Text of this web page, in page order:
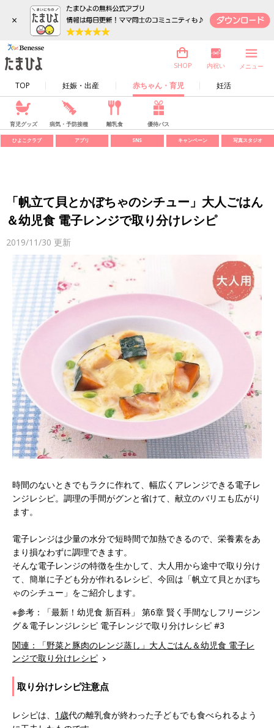
×
TOP 妊娠・出産 赤ちゃん・育児 妊活
SHOP 内祝い メニュー
育児グッズ 病気・予防接種 離乳食 優待パス
ひよこクラブ アプリ SNS キャンペーン 写真スタジオ
「帆立て貝とかぼちゃのシチュー」大人ごはん
＆幼児食 電子レンジで取り分けレシピ
2019/11/30 更新
時間のないときでもラクに作れて、幅広くアレンジできる電子レ
ンジレシピ。調理の手間がグンと省けて、献立のバリエも広がり
ます。
電子レンジは少量の水分で短時間で加熱できるので、栄養素をあ
まり損なわずに調理できます。
そんな電子レンジの特徴を生かして、大人用から途中で取り分け
て、簡単に子ども分が作れるレシピ、今回は「帆立て貝とかぼち
ゃのシチュー」をご紹介します。
※参考：「最新！幼児食 新百科」 第6章 賢く手間なしフリージン
グ＆電子レンジレシピ 電子レンジで取り分けレシピ #3
関連：「野菜と豚肉のレンジ蒸し」大人ごはん＆幼児食 電子レ
ンジで取り分けレシピ
取り分けレシピ注意点
レシピは、 1歳代の離乳食が終わった子どもでも食べられるよう